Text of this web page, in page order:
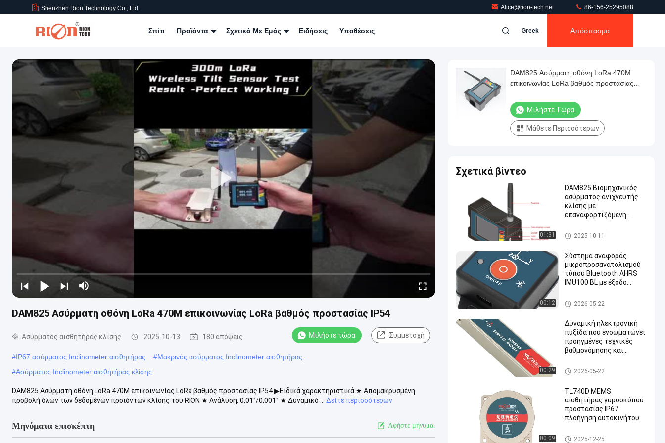
Shenzhen Rion Technology Co., Ltd. Alice@rion-tech.net 86-156-25295088
Σπίτι Προϊόντα Σχετικά Με Εμάς Ειδήσεις Υποθέσεις Greek Απόσπασμα
DAM825 Ασύρματη οθόνη LoRa 470M επικοινωνίας LoRa βαθμός προστασίας IP54
Ασύρματος αισθητήρας κλίσης 2025-10-13 180 απόψεις Μιλήστε τώρα. Συμμετοχή
#IP67 ασύρματος Inclinometer αισθητήρας #Μακρινός ασύρματος Inclinometer αισθητήρας
#Ασύρματος Inclinometer αισθητήρας κλίσης
DAM825 Ασύρματη οθόνη LoRa 470M επικοινωνίας LoRa βαθμός προστασίας IP54 ▶Ειδικά χαρακτηριστικά ★ Απομακρυσμένη
προβολή όλων των δεδομένων προϊόντων κλίσης του RION ★ Ανάλυση: 0,01°/0,001° ★ Δυναμικό ...
Δείτε περισσότερων
Μηνύματα επισκέπτη Αφήστε μήνυμα.
DAM825 Ασύρματη οθόνη LoRa 470M
επικοινωνίας LoRa βαθμός προστασίας
Μιλήστε Τώρα.
Μάθετε Περισσότερων
Σχετικά βίντεο
01:31
DAM825 Βιομηχανικός
ασύρματος ανιχνευτής
κλίσης με
επαναφορτιζόμενη
Υψηλό ψηφιακό Inclinometer
ακρίβειας
2025-10-11
00:12
Σύστημα αναφοράς
μικροπροσανατολισμού
τύπου Bluetooth AHRS
IMU100 BL με έξοδο
άξων για ρομπότ και
μηχανοκίνητα οχήματα
Bluetooth AHRS
2026-05-22
00:29
Δυναμική ηλεκτρονική
πυξίδα που ενσωματώνει
προηγμένες τεχνικές
βαθμονόμησης και
για μετρήσεις
προσανατολισμού
Δυναμική ηλεκτρονική πυξίδ
α
2026-05-22
00:09
TL740D MEMS
αισθητήρας γυροσκόπου
προστασίας IP67
πλοήγηση αυτοκινήτου
Αισθητήρας γυροσκοπίων M
2025-12-25